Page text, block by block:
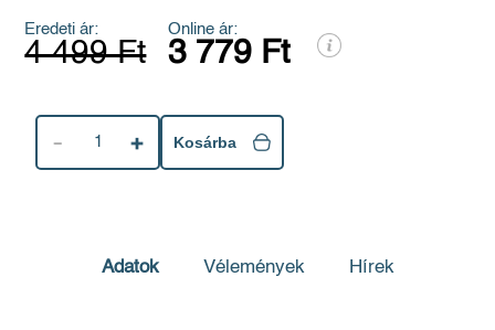
Eredeti ár:
4 499 Ft
Online ár:
3 779 Ft
1 Kosárba
Adatok Vélemények Hírek